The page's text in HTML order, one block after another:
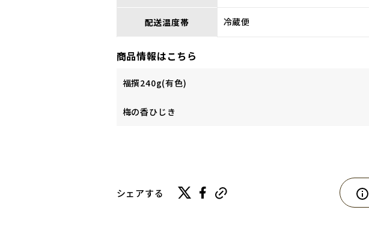
配送温度帯 冷蔵便
商品情報はこちら
福撰240g(有色)
梅の香ひじき
シェアする